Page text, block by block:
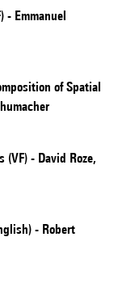
- Emmanuel
of Spatial
- David Roze,
- Robert